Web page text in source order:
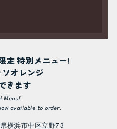
定 特別メニュー!
オレンジ
きます
Menu!
available to order.
横浜市中区立野73